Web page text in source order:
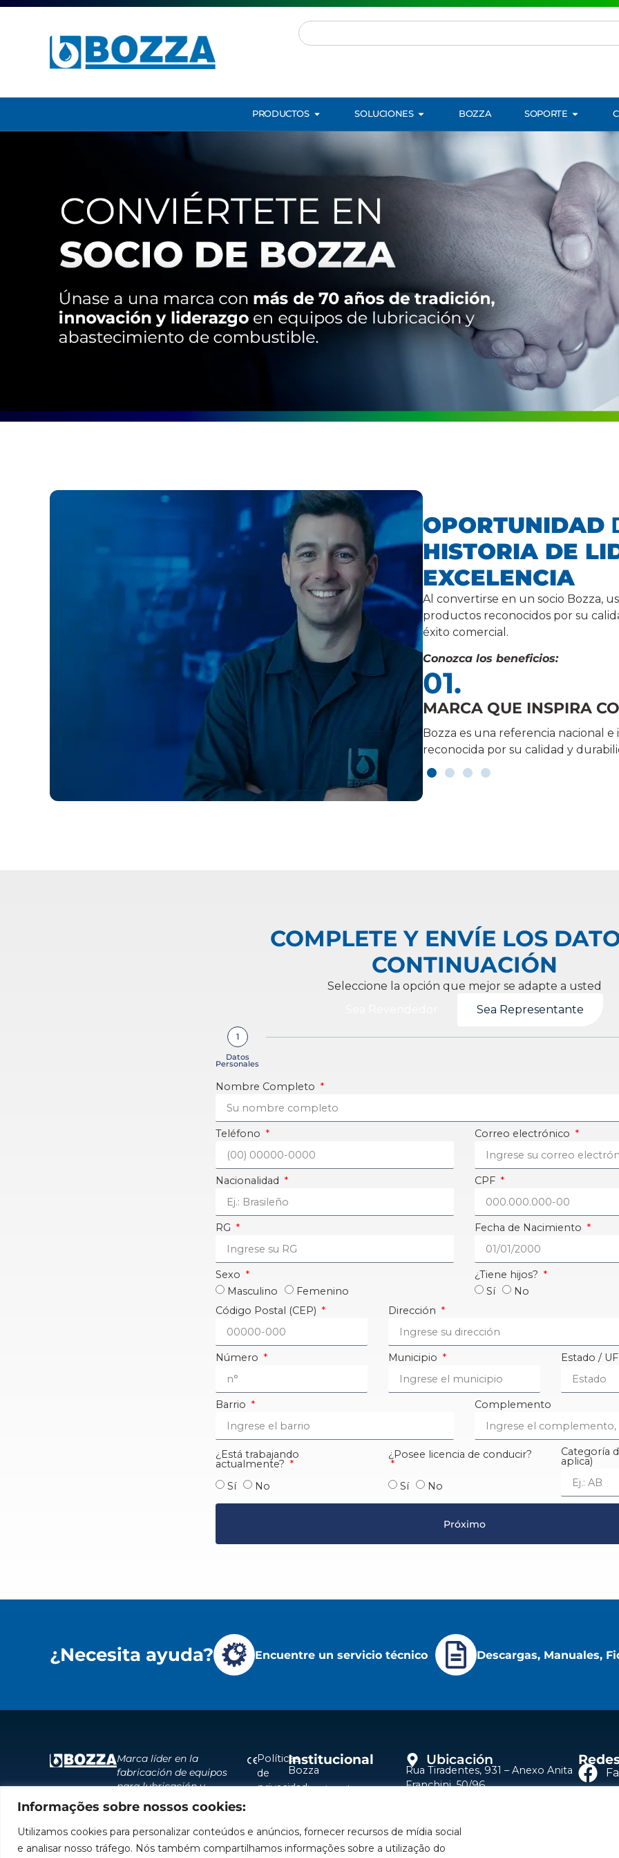
Informações sobre nossos cookies:
Utilizamos cookies para personalizar conteúdos e anúncios, fornecer recursos de mídia social
e analisar nosso tráfego. Nós também compartilhamos informações sobre a utilização do
PRODUCTOS SOLUCIONES BOZZA SOPORTE
OPORTUNIDAD
HISTORIA DE
EXCELENCIA
Al convertirse en un socio Bozza,
productos reconocidos por su
éxito comercial.
Conozca los beneficios:
INSPIRA CONFIANZA
referencia nacional e internacional en tecnología y rendimiento,
su calidad y durabilidad en varios sectores.
02.
AMPLIO PORTAFOLIO
Ofrezca soluciones completas
atendiendo las diversas demandas
COMPLETE Y ENVÍE LOS
CONTINUACIÓN
Seleccione la opción que mejor se adapte a usted
Sea Representante
1
Datos
Personales
Nombre Completo
Teléfono Correo electrónico
Nacionalidad CPF
RG Fecha de Nacimiento
Sexo
Masculino
Femenino
¿Tiene hijos?
Sí
No
Código Postal (CEP)
Dirección
Número Municipio Estado / UF
Barrio Complemento
¿Está trabajando
actualmente?
Sí
No
¿Posee licencia de conducir?
Sí No
Categoría
aplica)
Próximo
¿Necesita ayuda? Encuentre un servicio técnico Descargas, Manuales,
Marca líder en la
fabricación de equipos
para lubricación y
abastecimiento de
América del Sur.
Políticas
de
privacidad
cookies
Institucional
Bozza
Institucional
Sea un Representante
Ubicación
Rua Tiradentes, 931 – Anexo Anita
Franchini, 50/96
CEP: 09780-001
Hable con nosotros